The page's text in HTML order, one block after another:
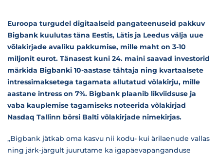
Euroopa turgudel digitaalseid pangateenuseid pakkuv
Bigbank kuulutas täna Eestis, Lätis ja Leedus välja uue
võlakirjade avaliku pakkumise, mille maht on 3-10
miljonit eurot. Tänasest kuni 24. maini saavad investorid
märkida Bigbanki 10-aastase tähtaja ning kvartaalsete
intressimaksetega tagamata allutatud võlakirju, mille
aastane intress on 7%. Bigbank plaanib likviidsuse ja
vaba kauplemise tagamiseks noteerida võlakirjad
Nasdaq Tallinn börsi Balti võlakirjade nimekirjas.
„Bigbank jätkab oma kasvu nii kodu- kui ärilaenude vallas
ning järk-järgult juurutame ka igapäevapanganduse